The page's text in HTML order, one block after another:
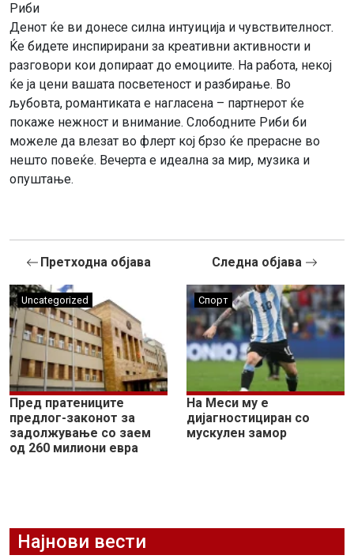
Риби
Денот ќе ви донесе силна интуиција и чувствителност.
Ќе бидете инспирирани за креативни активности и
разговори кои допираат до емоциите. На работа, некој
ќе ја цени вашата посветеност и разбирање. Во
љубовта, романтиката е нагласена – партнерот ќе
покаже нежност и внимание. Слободните Риби би
можеле да влезат во флерт кој брзо ќе прерасне во
нешто повеќе. Вечерта е идеална за мир, музика и
опуштање.
Претходна објава
Uncategorized
Пред пратениците
предлог-законот за
задолжување со заем
од 260 милиони евра
Следна објава
Спорт
На Меси му е
дијагностициран со
мускулен замор
Најнови вести